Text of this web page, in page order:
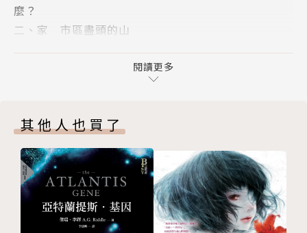
▍《生命如不朽繁星》作者安東尼‧馬拉盛讚
「帕慕克作品值得一讀的最大原因，也許正是無論多卑
說中，張力十足的衝突既是造就歷史的因，也是承擔歷
讓苦撐家計的一名街頭小販，分量不亞於一國蘇丹，同
樣值得我們關注。」
▍本書特色
◎多聲交錯的群像敘事◎
守護子女的老父親、為政治理想奔走的年輕人、因愛情
麼？
二、家 市區盡頭的山
四、梅夫魯特當起街頭小販 你沒有資格一副高高在上
五、凱末爾男子中學 好的教育能打破貧富之間的藩籬
六、中學與政治 明天不用上學
七、艾里亞札戲院 生死交關
八、桑山清真寺的高度 那裡真有住人？
九、奈麗曼 城市之所以為城市
十、在清真寺張貼共產黨海報的後果 願神救贖土耳其
閱讀更多
其他人也買了